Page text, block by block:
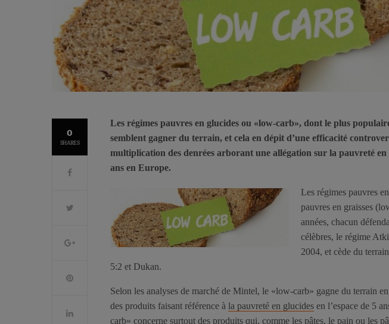
0
SHARES
Les régimes pauvres en glucides ou «low-carb», dont le plus
semblent gagner du terrain, et cela en dépit d’une efficacité
multiplication des denrées arborant une allégation sur la pauvreté
ans en Europe.
Les régimes pauvres
pauvres en graisses
années, chacun
célèbres, le régime
2004, et cède du
5:2 et Dukan.
Selon les analyses de marché de Mintel, le «low-carb» gagne du terrain
des produits faisant référence à la pauvreté en glucides en l’espace de 5
carb» concerne surtout des produits qui, comme les pâtes, le pain ou les